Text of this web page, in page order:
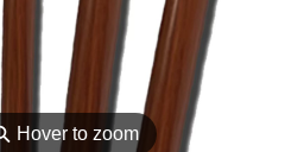
Hover to zoom